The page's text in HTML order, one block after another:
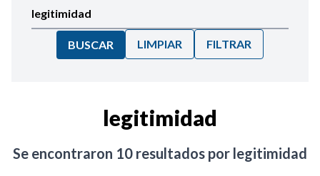
BUSCAR LIMPIAR FILTRAR
legitimidad
Se encontraron 10 resultados por legitimidad